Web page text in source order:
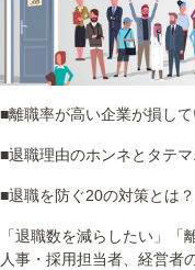
■離職率が高い企業が損し
■退職理由のホンネとタテマ
■退職を防ぐ20の対策とは？
「退職数を減らしたい」
人事・採用担当者、経営者